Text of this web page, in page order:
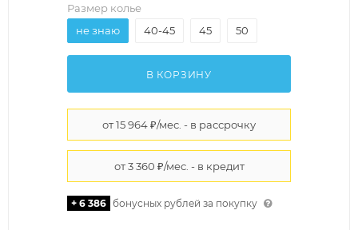
Размер колье
не знаю
40-45 45 50
В КОРЗИНУ
+ 6 386 бонусных рублей за покупку